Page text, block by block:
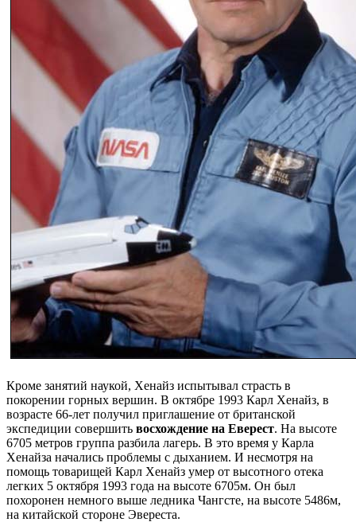
Кроме занятий наукой, Хенайз испытывал страсть в
покорении горных вершин. В октябре 1993 Карл Хенайз, в
возрасте 66-лет получил приглашение от британской
экспедиции совершить восхождение на Еверест. На высоте
6705 метров группа разбила лагерь. В это время у Карла
Хенайза начались проблемы с дыханием. И несмотря на
помощь товарищей Карл Хенайз умер от высотного отека
легких 5 октября 1993 года на высоте 6705м. Он был
похоронен немного выше ледника Чангсте, на высоте 5486м,
на китайской стороне Эвереста.